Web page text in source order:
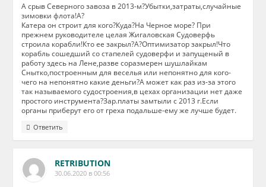
А срыв Северного завоза в 2013-м?Убытки,затраты,случайные
зимовки флота!А?
Катера он строит для кого?Куда?На Черное море? При
прежнем руководителе целая Жигаловская Судоверфь
строила корабли!Кто ее закрыл?А?Оптимизатор закрыл!Что
корабль сошедший со стапелей судоверфи и запущеный в
работу здесь на Лене,разве соразмерен шушлайкам
Снытко,построенным для веселья или непонятно для кого-
чего на непонятно какие деньги?А может как раз из-за этого
так называемого судостроения,в цехах организации нет даже
простого инструмента?Зар.платы замтыли с 2013 г.Если
органы приберут его от греха подальше-ему же лучше будет.
Ответить
RETRIBUTION
30.06.2020 в 00:56